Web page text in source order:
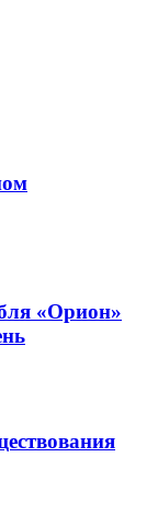
«Орион»